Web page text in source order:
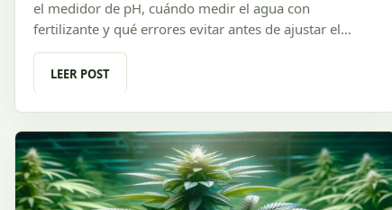
el medidor de pH, cuándo medir el agua con
fertilizante y qué errores evitar antes de ajustar el
riego.
LEER POST